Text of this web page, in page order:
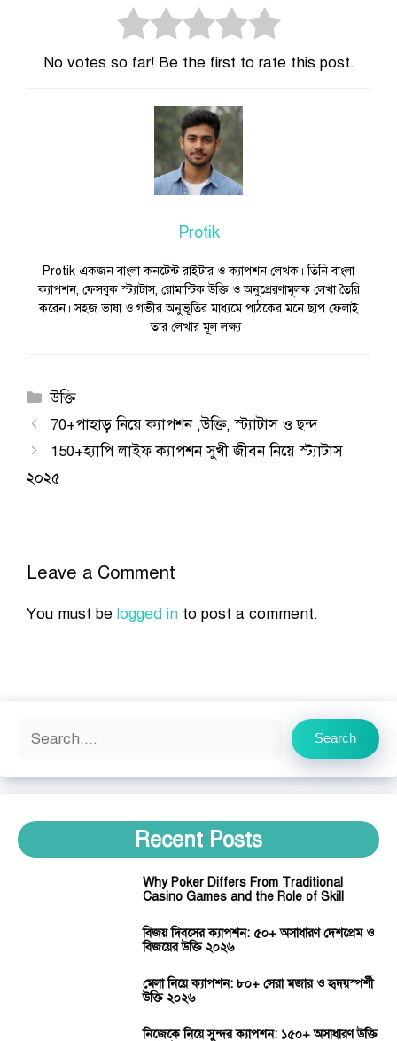
No votes so far! Be the first to rate this post.
Protik
Protik একজন বাংলা কনটেন্ট রাইটার ও ক্যাপশন লেখক। তিনি বাংলা
ক্যাপশন, ফেসবুক স্ট্যাটাস, রোমান্টিক উক্তি ও অনুপ্রেরণামূলক লেখা তৈরি
করেন। সহজ ভাষা ও গভীর অনুভূতির মাধ্যমে পাঠকের মনে ছাপ ফেলাই
তার লেখার মূল লক্ষ্য।
Categories
উক্তি
70+পাহাড় নিয়ে ক্যাপশন ,উক্তি, স্ট্যাটাস ও ছন্দ
150+হ্যাপি লাইফ ক্যাপশন সুখী জীবন নিয়ে স্ট্যাটাস
২০২৫
Leave a Comment
You must be logged in to post a comment.
Search Search
Recent Posts
Why Poker Differs From Traditional
Casino Games and the Role of Skill
বিজয় দিবসের ক্যাপশন: ৫০+ অসাধারণ দেশপ্রেম ও
বিজয়ের উক্তি ২০২৬
মেলা নিয়ে ক্যাপশন: ৮০+ সেরা মজার ও হৃদয়স্পর্শী
উক্তি ২০২৬
নিজেকে নিয়ে সুন্দর ক্যাপশন: ১৫০+ অসাধারণ উক্তি